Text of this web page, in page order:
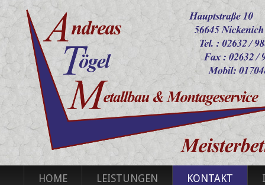
HOME LEISTUNGEN KONTAKT